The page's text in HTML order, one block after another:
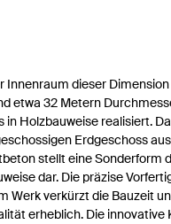
Innenraum dieser
etwa 32 Metern
in Holzbauweise realisiert.
Erdgeschoss
stellt eine Sonderform
dar. Die präzise
Werk verkürzt die Bauzeit
erheblich. Die innovative